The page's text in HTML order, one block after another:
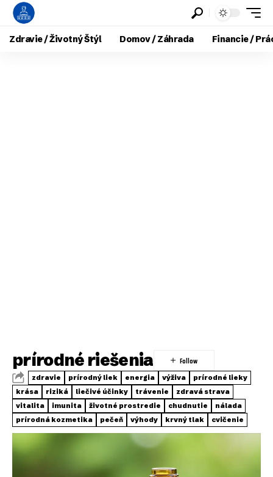
Zdravie / Životný Štýl Domov / Záhrada Financie /
prírodné riešenia
zdravie prírodný liek energia výživa
prírodné lieky
krása
riziká liečivé účinky trávenie
zdravá strava
vitalita
imunita životné prostredie chudnutie
nálada
prírodná kozmetika
pečeň výhody krvný tlak cvičenie